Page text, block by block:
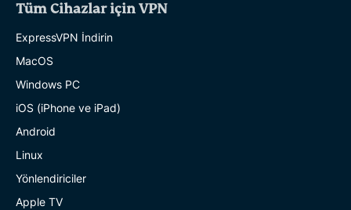
Tüm Cihazlar için VPN
ExpressVPN İndirin
MacOS
Windows PC
iOS (iPhone ve iPad)
Android
Linux
Yönlendiriciler
Apple TV